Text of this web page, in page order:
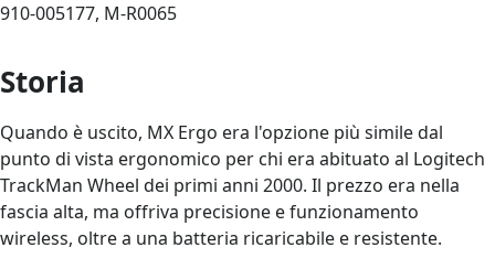
910-005177, M-R0065
Storia
Quando è uscito, MX Ergo era l'opzione più simile dal
punto di vista ergonomico per chi era abituato al Logitech
TrackMan Wheel dei primi anni 2000. Il prezzo era nella
fascia alta, ma offriva precisione e funzionamento
wireless, oltre a una batteria ricaricabile e resistente.